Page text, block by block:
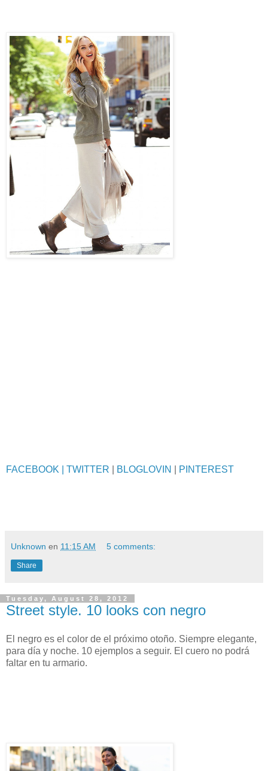
FACEBOOK | TWITTER BLOGLOVIN PINTEREST
Unknown en 11:15 AM 5 comments:
Share
Tuesday, August 28, 2012
Street style. 10 looks con negro
El negro es el color de el próximo otoño. Siempre elegante,
para día y noche. 10 ejemplos a seguir. El cuero no podrá
faltar en tu armario.